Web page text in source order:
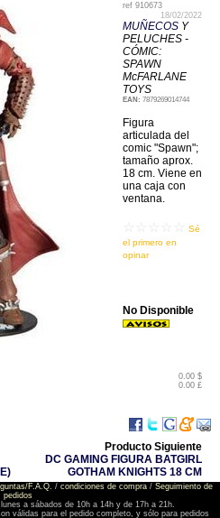
ref 910673
18/02/2022
MUÑECOS Y
PELUCHES -
CÓMIC:
SPAWN
McFARLANE
TOYS
EAN: 7879269014744
Figura
articulada del
comic "Spawn";
tamaño aprox.
18 cm. Viene en
una caja con
ventana.
Sé
el primero en
opinar
0.00 $
0.00 £
No Disponible
Producto Siguiente
DC GAMING FIGURA BATGIRL
GOTHAM KNIGHTS 18 CM
F.A.Q. / condiciones de compra/ Seguimiento de
pedidos
a sábados de 10h a 14h y de 17h a 21h.
válidas para el pedido completo, y sólo para pedidos